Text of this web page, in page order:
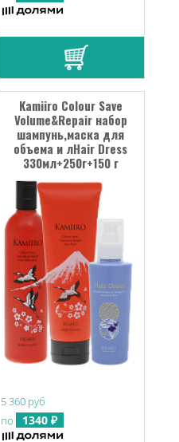
Kamiiro Colour Save
Volume&Repair набор
шампунь,маска для
объема и лHair Dress
330мл+250г+150 г
5 360 руб
по
1340 ₽